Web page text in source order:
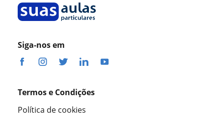
Siga-nos em
Termos e Condições
Política de cookies